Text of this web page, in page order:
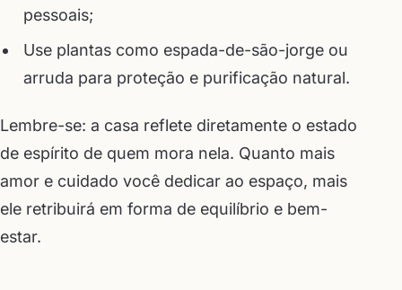
pessoais;
Use plantas como espada-de-são-jorge ou
arruda para proteção e purificação natural.
Lembre-se: a casa reflete diretamente o estado
de espírito de quem mora nela. Quanto mais
amor e cuidado você dedicar ao espaço, mais
ele retribuirá em forma de equilíbrio e bem-
estar.